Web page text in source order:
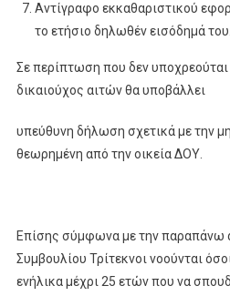
Αντίγραφο εκκαθαριστικού
το ετήσιο δηλωθέν εισόδημά του.
Σε περίπτωση που δεν
δικαιούχος αιτών θα υποβάλλει
υπεύθυνη δήλωση σχετικά με την
θεωρημένη από την οικεία ΔΟΥ.
Επίσης σύμφωνα με την παραπάνω
Συμβουλίου Τρίτεκνοι νοούνται
ενήλικα μέχρι 25 ετών που να